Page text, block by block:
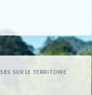
SUR LE TERRITOIRE